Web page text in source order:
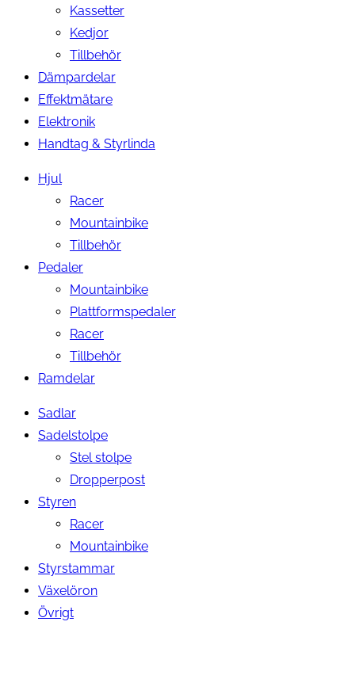
Kassetter
Kedjor
Tillbehör
Dämpardelar
Effektmätare
Elektronik
Handtag & Styrlinda
Hjul
Racer
Mountainbike
Tillbehör
Pedaler
Mountainbike
Plattformspedaler
Racer
Tillbehör
Ramdelar
Sadlar
Sadelstolpe
Stel stolpe
Dropperpost
Styren
Racer
Mountainbike
Styrstammar
Växelöron
Övrigt